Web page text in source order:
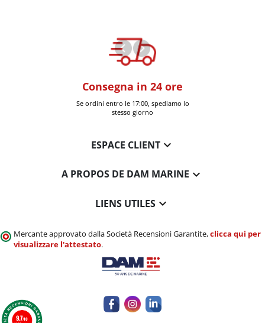
Consegna in 24 ore
Se ordini entro le 17:00, spediamo lo
stesso giorno
ESPACE CLIENT
A PROPOS DE DAM MARINE 
LIENS UTILES 
Mercante approvato dalla Società Recensioni Garantite,clicca qui per
visualizzare l'attestato.
9.7/10